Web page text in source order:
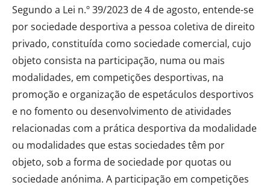
Segundo a Lei n.º 39/2023 de 4 de agosto, entende-se
por sociedade desportiva a pessoa coletiva de direito
privado, constituída como sociedade comercial, cujo
objeto consista na participação, numa ou mais
modalidades, em competições desportivas, na
promoção e organização de espetáculos desportivos
e no fomento ou desenvolvimento de atividades
relacionadas com a prática desportiva da modalidade
ou modalidades que estas sociedades têm por
objeto, sob a forma de sociedade por quotas ou
sociedade anónima. A participação em competições